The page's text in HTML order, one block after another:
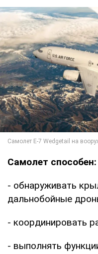
Самолет способен:
- обнаруживать
дальнобойные
- координировать
- выполнять